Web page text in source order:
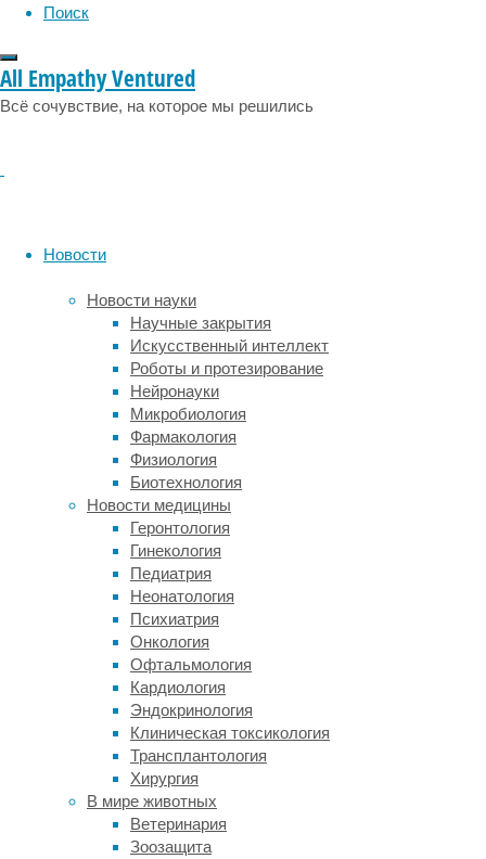
Поиск
All Empathy Ventured
Всё сочувствие, на которое мы решились
Новости
Новости науки
Научные закрытия
Искусственный интеллект
Роботы и протезирование
Нейронауки
Микробиология
Фармакология
Физиология
Биотехнология
Новости медицины
Геронтология
Гинекология
Педиатрия
Неонатология
Психиатрия
Онкология
Офтальмология
Кардиология
Эндокринология
Клиническая токсикология
Трансплантология
Хирургия
В мире животных
Ветеринария
Зоозащита
жизнь
передвигались
на
принимали
позу,
скажем,
для
осмотра
окрестностей
или
чтобы
дотянуться
до
пищи.
Это
были
динозавры.
предки
были
вполне
обычными
четвероногими
рептилиями,
похожими
на
ящериц,
однако